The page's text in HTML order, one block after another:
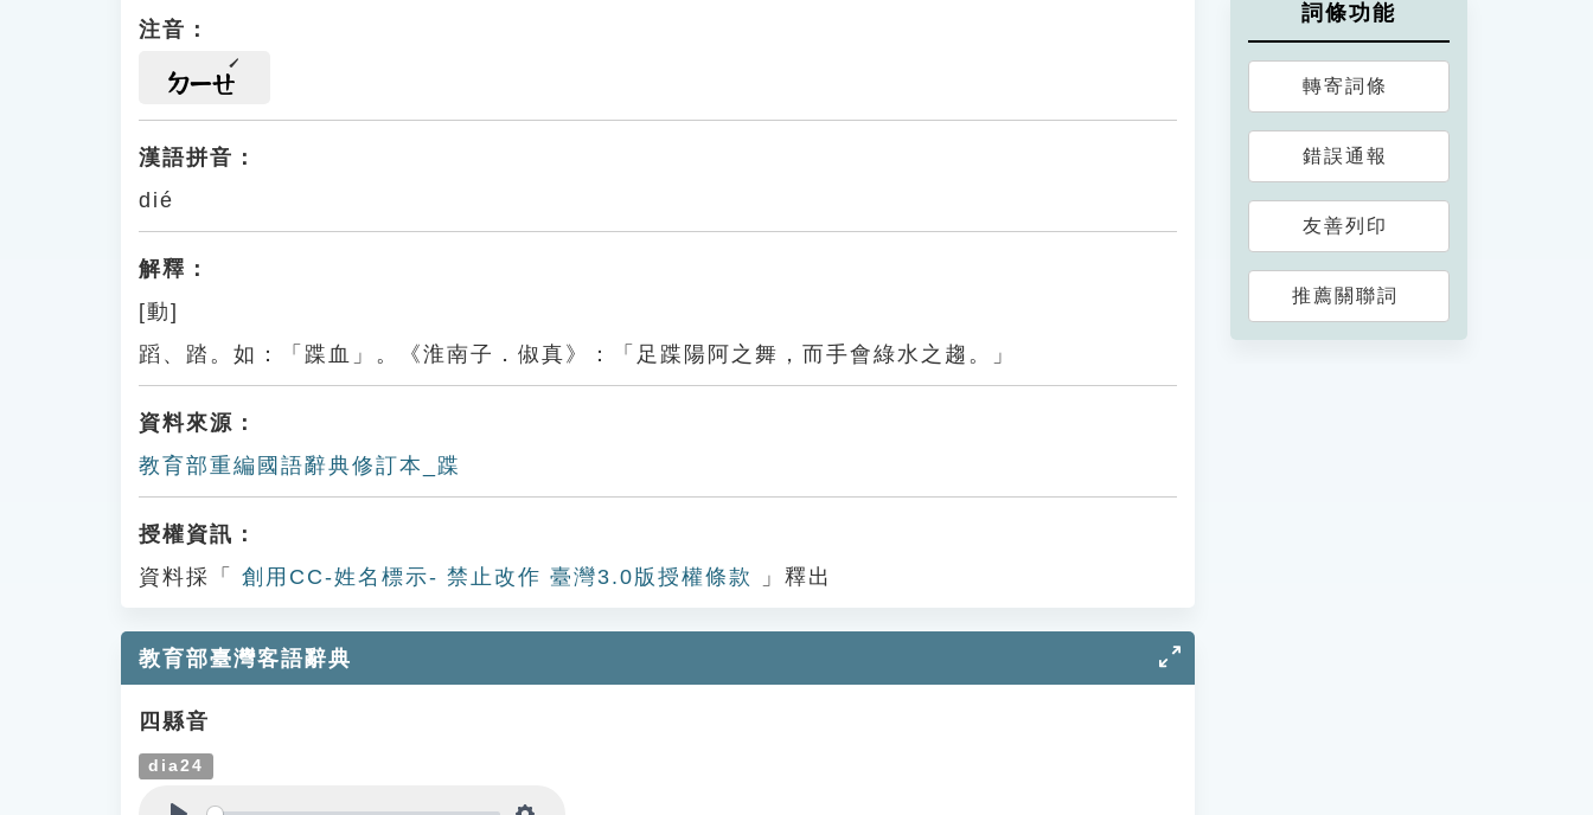
注音：
ㄉㄧㄝ
漢語拼音：
dié
解釋：
[動]
蹈、踏。如：「蹀血」。《淮南子．俶真》：「足蹀陽阿之舞，而手會綠水之趨。」
資料來源：
教育部重編國語辭典修訂本_蹀
授權資訊：
資料採「
創用CC-姓名標示- 禁止改作 臺灣3.0版授權條款 」釋出
教育部臺灣客語辭典
四縣音
dia24
詞條功能
轉寄詞條
錯誤通報
友善列印
推薦關聯詞